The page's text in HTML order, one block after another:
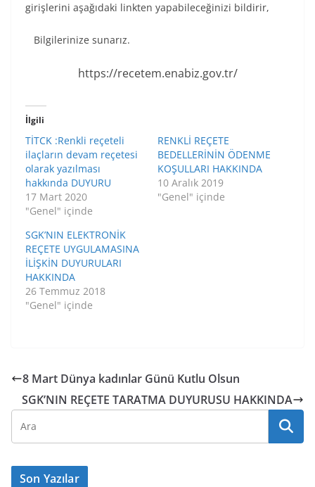
girişlerini aşağıdaki linkten yapabileceğinizi bildirir,
Bilgilerinize sunarız.
https://recetem.enabiz.gov.tr/
İlgili
TİTCK :Renkli reçeteli
ilaçların devam reçetesi
olarak yazılması
hakkında DUYURU
17 Mart 2020
"Genel" içinde
RENKLİ REÇETE
BEDELLERİNİN ÖDENME
KOŞULLARI HAKKINDA
10 Aralık 2019
"Genel" içinde
SGK’NIN ELEKTRONİK
REÇETE UYGULAMASINA
İLİŞKİN DUYURULARI
HAKKINDA
26 Temmuz 2018
"Genel" içinde
8 Mart Dünya kadınlar Günü Kutlu Olsun
SGK’NIN REÇETE TARATMA DUYURUSU HAKKINDA
Son Yazılar